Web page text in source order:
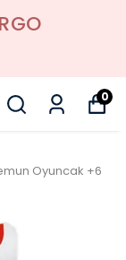
0
Oyuncak +6